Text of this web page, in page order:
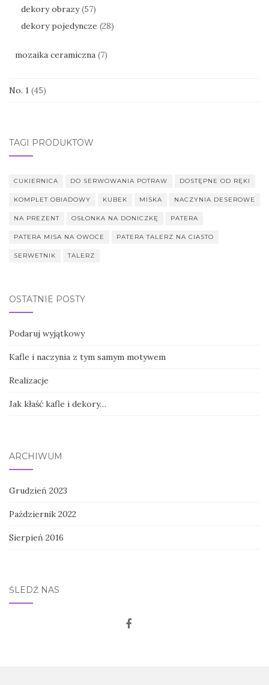
dekory obrazy (57)
dekory pojedyncze (28)
mozaika ceramiczna (7)
No. 1 (45)
TAGI PRODUKTÓW
CUKIERNICA DO SERWOWANIA POTRAW DOSTĘPNE OD RĘKI
KOMPLET OBIADOWY KUBEK MISKA NACZYNIA DESEROWE
NA PREZENT OSŁONKA NA DONICZKĘ PATERA
PATERA MISA NA OWOCE PATERA TALERZ NA CIASTO
SERWETNIK TALERZ
OSTATNIE POSTY
Podaruj wyjątkowy
Kafle i naczynia z tym samym motywem
Realizacje
Jak kłaść kafle i dekory…
ARCHIWUM
Grudzień 2023
Październik 2022
Sierpień 2016
ŚLEDŹ NAS